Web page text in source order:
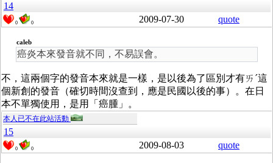
14
0 0 2009-07-30 quote
caleb
癌炎本來發音就不同，不易誤會。
不，這兩個字的發音本來就是一樣，是以後為了區別才有ㄞˊ這
個新創的發音（確切時間沒查到，應是民國以後的事）。在日
本不單獨使用，是用「癌腫」。
本人已不在此站活動
15
0 0 2009-08-03 quote